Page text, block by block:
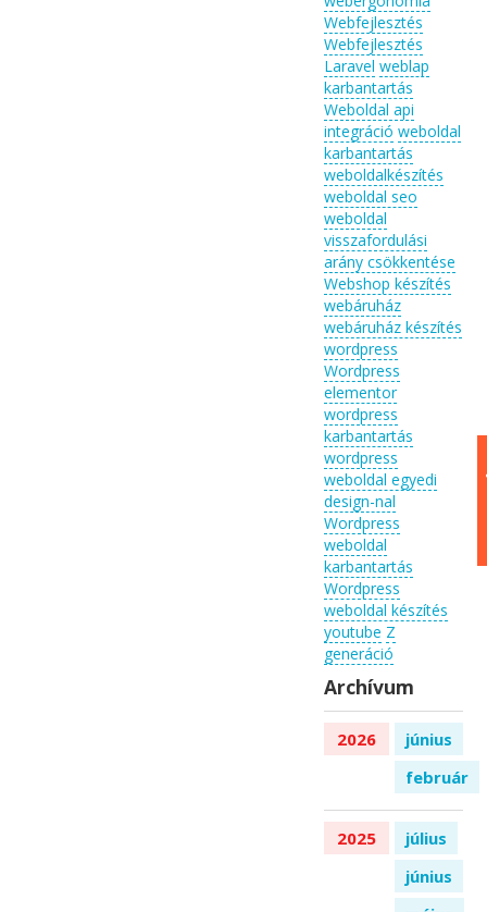
Webfejlesztés
Webfejlesztés
Laravel weblap
karbantartás
Weboldal api
integráció weboldal
karbantartás
weboldalkészítés
weboldal seo
weboldal
visszafordulási
arány csökkentése
Webshop készítés
webáruház
webáruház készítés
wordpress
Wordpress
elementor
wordpress
karbantartás
wordpress
weboldal egyedi
design-nal
Wordpress
weboldal
karbantartás
Wordpress
weboldal készítés
youtube Z
generáció
Archívum
2026
június
február
2025
július
június